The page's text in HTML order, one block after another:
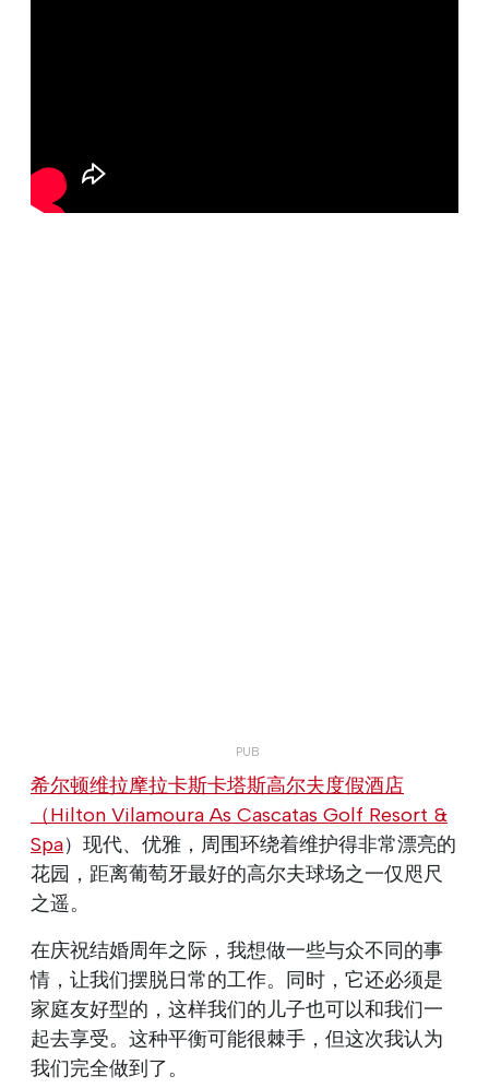
希尔顿维拉摩拉卡斯卡塔斯高尔夫度假酒店
（Hilton Vilamoura As Cascatas Golf Resort &
Spa）现代、优雅，周围环绕着维护得非常漂亮的
花园，距离葡萄牙最好的高尔夫球场之一仅咫尺
之遥。
在庆祝结婚周年之际，我想做一些与众不同的事
情，让我们摆脱日常的工作。同时，它还必须是
家庭友好型的，这样我们的儿子也可以和我们一
起去享受。这种平衡可能很棘手，但这次我认为
我们完全做到了。